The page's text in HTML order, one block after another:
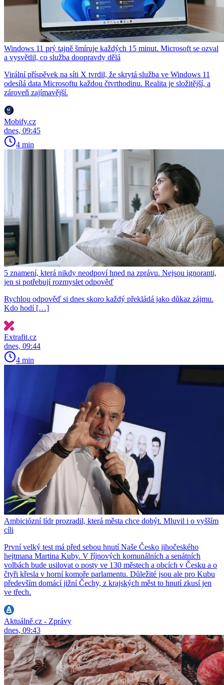
Windows 11 prý tajně šmíruje každých 15 minut. Microsoft se ozval
a vysvětlil, co služba doopravdy dělá
Virální příspěvek na síti X tvrdil, že skrytá služba ve Windows 11
odesílá data Microsoftu každou čtvrthodinu. Realita je složitější, a
zároveň zajímavější.
Mobify.cz
dnes, 09:45
4 min
5 znamení, která nikdy neodpoví hned na zprávu. Nejsou ignoranti,
jen si potřebují rozmyslet odpověď
Rychlou odpověď si dnes skoro každý překládá jako důkaz zájmu.
Kdo hodí […]
Extrafit.cz
dnes, 09:44
4 min
Ambiciózní lídr prozradil, která města chce dobýt. Mluvil i o vyšším
cíli
První velký test má před sebou hnutí Naše Česko jihočeského
hejtmana Martina Kuby. V říjnových komunálních a senátních
volbách bude usilovat o posty ve 130 městech a obcích v Česku a o
čtyři křesla v horní komoře parlamentu. Důležité jsou ale pro Kubu
především domácí jižní Čechy, z krajských měst to hnutí zkusí jen
ve třech.
Aktuálně.cz - Zprávy
dnes, 09:43